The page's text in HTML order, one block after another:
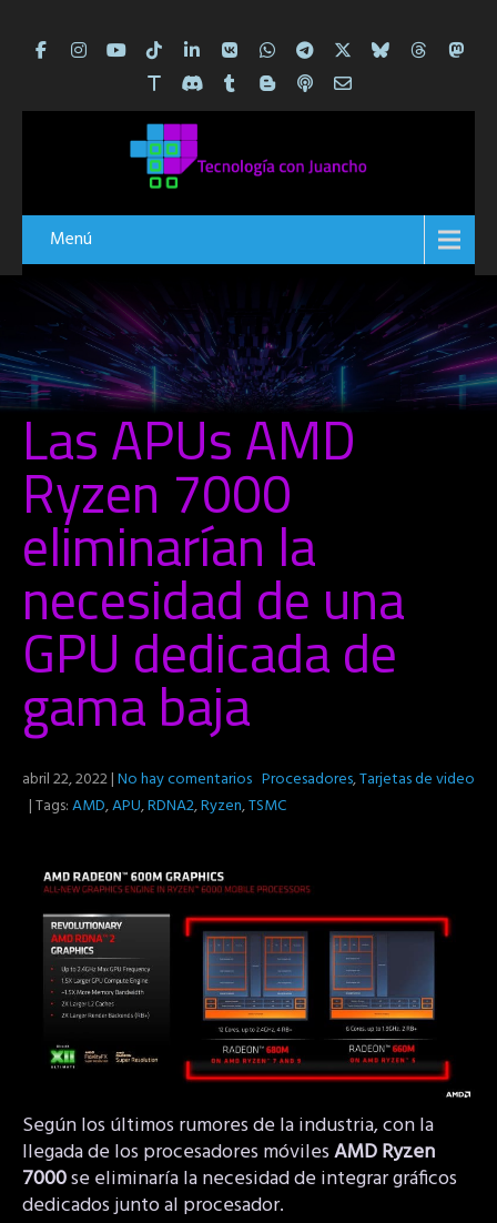
Menú
Las APUs AMD
Ryzen 7000
eliminarían la
necesidad de una
GPU dedicada de
gama baja
abril 22, 2022|No hay comentarios Procesadores,Tarjetas de video
| Tags:AMD,APU,RDNA2,Ryzen,TSMC
Según los últimos rumores de la industria, con la
llegada de los procesadores móvilesAMD Ryzen
7000se eliminaría la necesidad de integrar gráficos
dedicados junto al procesador.